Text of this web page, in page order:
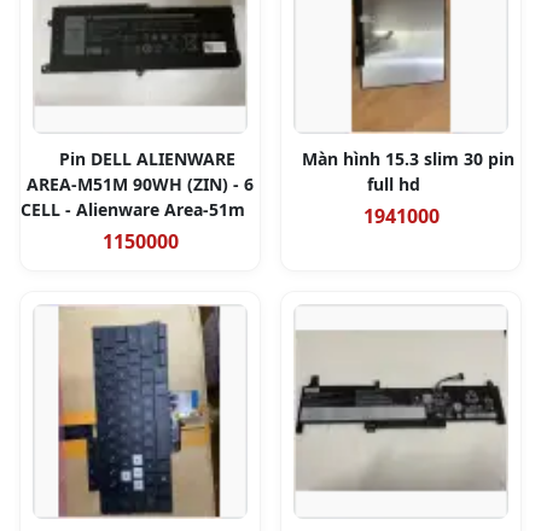
Pin DELL ALIENWARE
AREA-M51M 90WH (ZIN) - 6
CELL - Alienware Area-51m
1150000
Màn hình 15.3 slim 30 pin
full hd
1941000